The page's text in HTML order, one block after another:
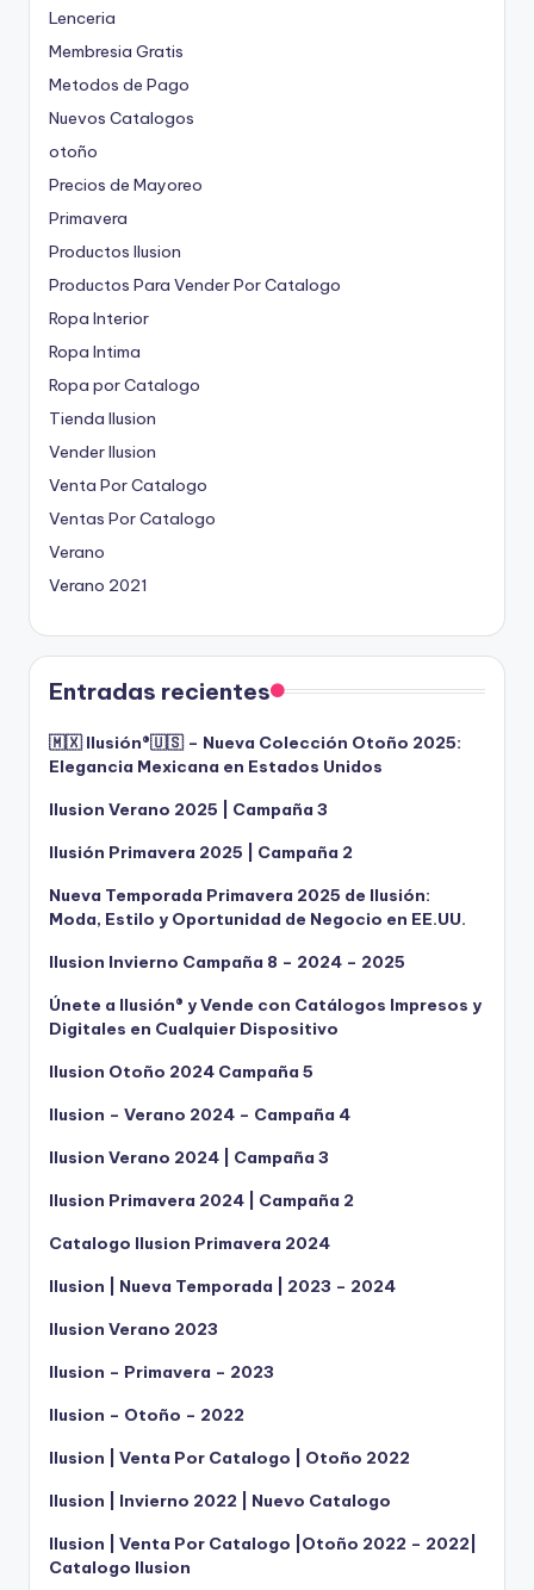
Lenceria
Membresia Gratis
Metodos de Pago
Nuevos Catalogos
otoño
Precios de Mayoreo
Primavera
Productos Ilusion
Productos Para Vender Por Catalogo
Ropa Interior
Ropa Intima
Ropa por Catalogo
Tienda Ilusion
Vender Ilusion
Venta Por Catalogo
Ventas Por Catalogo
Verano
Verano 2021
Entradas recientes
🇲🇽 Ilusión®️🇺🇸 – Nueva Colección Otoño 2025:
Elegancia Mexicana en Estados Unidos
Ilusion Verano 2025 | Campaña 3
Ilusión Primavera 2025 | Campaña 2
Nueva Temporada Primavera 2025 de Ilusión:
Moda, Estilo y Oportunidad de Negocio en EE.UU.
Ilusion Invierno Campaña 8 – 2024 – 2025
Únete a Ilusión® y Vende con Catálogos Impresos y
Digitales en Cualquier Dispositivo
Ilusion Otoño 2024 Campaña 5
Ilusion – Verano 2024 – Campaña 4
Ilusion Verano 2024 | Campaña 3
Ilusion Primavera 2024 | Campaña 2
Catalogo Ilusion Primavera 2024
Ilusion | Nueva Temporada | 2023 – 2024
Ilusion Verano 2023
Ilusion – Primavera – 2023
Ilusion – Otoño – 2022
Ilusion | Venta Por Catalogo | Otoño 2022
Ilusion | Invierno 2022 | Nuevo Catalogo
Ilusion | Venta Por Catalogo |Otoño 2022 – 2022|
Catalogo Ilusion